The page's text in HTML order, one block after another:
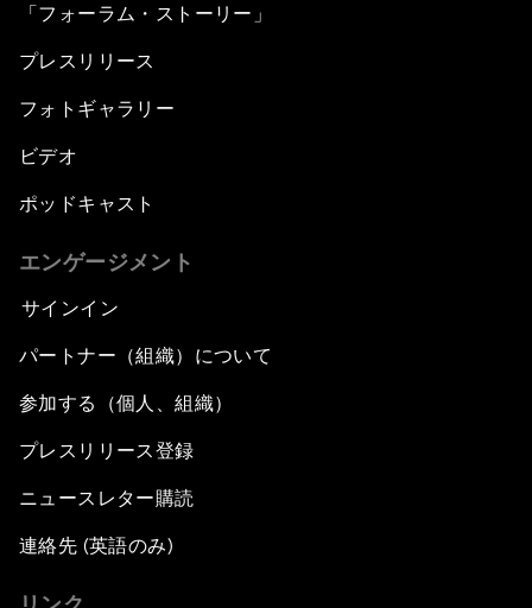
「フォーラム・ストーリー」
プレスリリース
フォトギャラリー
ビデオ
ポッドキャスト
エンゲージメント
サインイン
パートナー（組織）について
参加する（個人、組織）
プレスリリース登録
ニュースレター購読
連絡先 (英語のみ)